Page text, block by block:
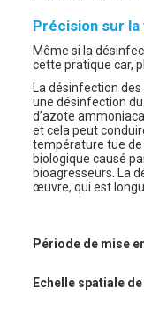
Précision sur
Même si la
cette pratique car,
La désinfection
une désinfection
d’azote
et cela peut
température tue de
biologique causé
bioagresseurs. La
œuvre, qui est
Période de mise
Echelle spatiale